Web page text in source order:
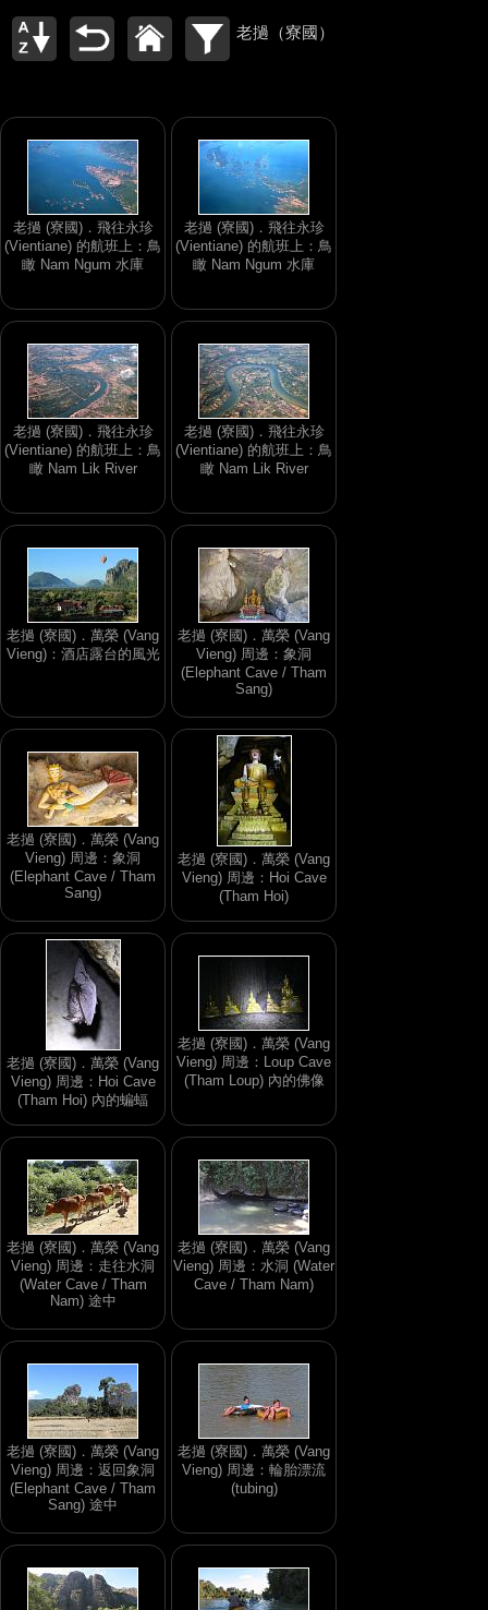
老撾（寮國）
老撾 (寮國)．飛往永珍
(Vientiane) 的航班上：鳥
瞰 Nam Ngum 水庫
老撾 (寮國)．飛往永珍
(Vientiane) 的航班上：鳥
瞰 Nam Ngum 水庫
老撾 (寮國)．飛往永珍
(Vientiane) 的航班上：鳥
瞰 Nam Lik River
老撾 (寮國)．飛往永珍
(Vientiane) 的航班上：鳥
瞰 Nam Lik River
老撾 (寮國)．萬榮 (Vang
Vieng)：酒店露台的風光
老撾 (寮國)．萬榮 (Vang
Vieng) 周邊：象洞
(Elephant Cave / Tham
Sang)
老撾 (寮國)．萬榮 (Vang
Vieng) 周邊：象洞
(Elephant Cave / Tham
Sang)
老撾 (寮國)．萬榮 (Vang
Vieng) 周邊：Hoi Cave
(Tham Hoi)
老撾 (寮國)．萬榮 (Vang
Vieng) 周邊：Hoi Cave
(Tham Hoi) 內的蝙蝠
老撾 (寮國)．萬榮 (Vang
Vieng) 周邊：Loup Cave
(Tham Loup) 內的佛像
老撾 (寮國)．萬榮 (Vang
Vieng) 周邊：走往水洞
(Water Cave / Tham
Nam) 途中
老撾 (寮國)．萬榮 (Vang
Vieng) 周邊：水洞 (Water
Cave / Tham Nam)
老撾 (寮國)．萬榮 (Vang
Vieng) 周邊：返回象洞
(Elephant Cave / Tham
Sang) 途中
老撾 (寮國)．萬榮 (Vang
Vieng) 周邊：輪胎漂流
(tubing)